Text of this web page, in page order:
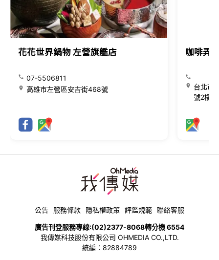
花花世界鍋物 左營旗艦店
07-5506811
高雄市左營區安吉街468號
咖啡弄
台北市
號2樓
公告 服務條款 隱私權政策 評鑑規範 聯絡客服
廣告刊登服務專線:(02)2377-8068轉分機 6554
我傳媒科技股份有限公司 OHMEDIA CO.,LTD.
統編：82884789